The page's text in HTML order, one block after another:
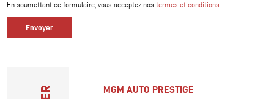
En soumettant ce formulaire, vous acceptez nostermes et conditions
Envoyer
MGM AUTO PRESTIGE